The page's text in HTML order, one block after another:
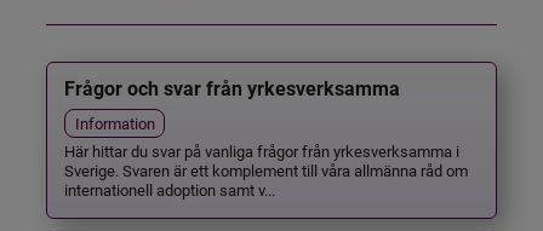
Frågor och svar från yrkesverksamma
Information
Här hittar du svar på vanliga frågor från yrkesverksamma i
Sverige. Svaren är ett komplement till våra allmänna råd om
internationell adoption samt v...